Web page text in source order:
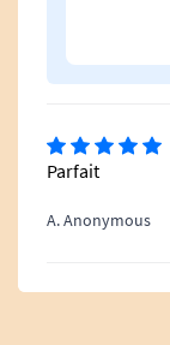
Parfait
A. Anonymous